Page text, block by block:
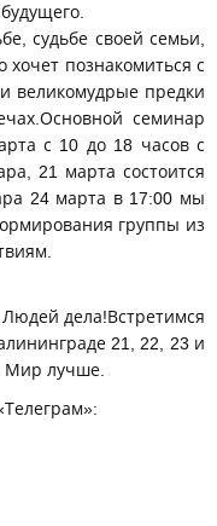
судьбе своей семьи,
хочет познакомиться с
великомудрые предки
семинар
с 10 до 18 часов с
21 марта состоится
24 марта в 17:00 мы
группы из
дела!Встретимся
21, 22, 23 и
Мир лучше.